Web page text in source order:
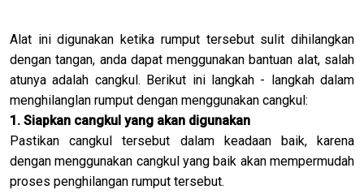
Alat ini digunakan ketika rumput tersebut sulit dihilangkan
dengan tangan, anda dapat menggunakan bantuan alat, salah
atunya adalah cangkul. Berikut ini langkah - langkah dalam
menghilanglan rumput dengan menggunakan cangkul:
1. Siapkan cangkul yang akan digunakan
Pastikan cangkul tersebut dalam keadaan baik, karena
dengan menggunakan cangkul yang baik akan mempermudah
proses penghilangan rumput tersebut.